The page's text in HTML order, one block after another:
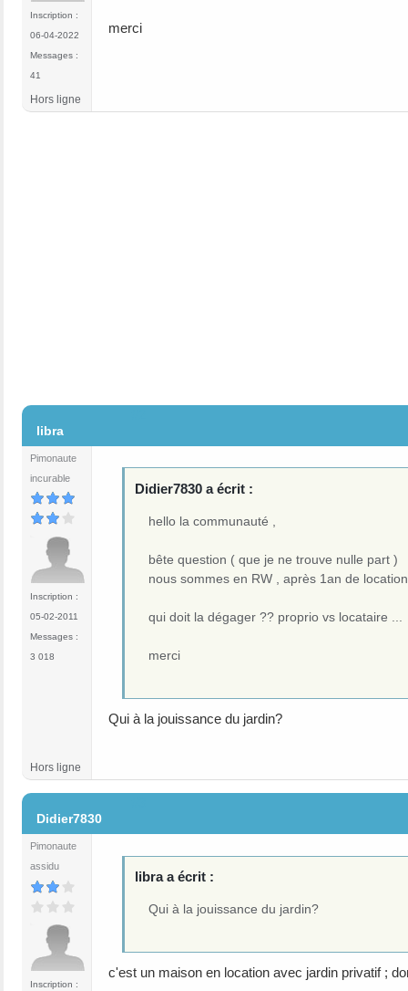
Inscription :
06-04-2022
Messages :
41
merci
Hors ligne
libra
Pimonaute
incurable
Inscription :
05-02-2011
Messages :
3 018
Didier7830 a écrit :
hello la communauté ,
bête question ( que je ne trouve nulle part )
nous sommes en RW , après 1an de
qui doit la dégager ?? proprio vs locataire ...
merci
Qui à la jouissance du jardin?
Hors ligne
Didier7830
Pimonaute
assidu
Inscription :
libra a écrit :
Qui à la jouissance du jardin?
c'est un maison en location avec jardin privatif ;